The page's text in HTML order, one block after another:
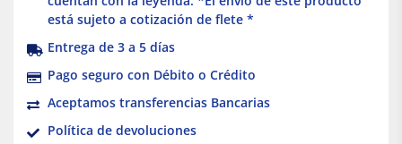
está sujeto a cotización de flete *
Entrega de 3 a 5 días
Pago seguro con Débito o Crédito
Aceptamos transferencias Bancarias
Política de devoluciones